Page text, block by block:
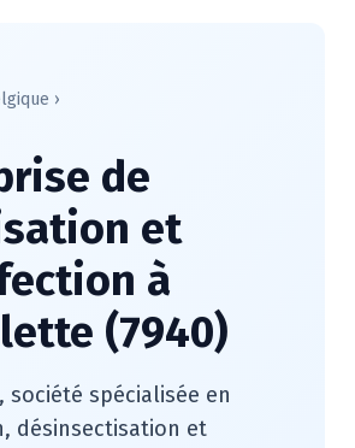
›
de
et
à
(7940)
société spécialisée en
désinsectisation et